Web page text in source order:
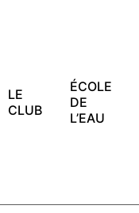
LE
CLUB
ÉCOLE
DE
L’EAU